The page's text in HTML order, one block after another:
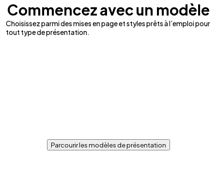
Commencez avec un modèle
Choisissez parmi des mises en page et styles prêts à l’emploi pour
tout type de présentation.
Parcourir les modèles de présentation